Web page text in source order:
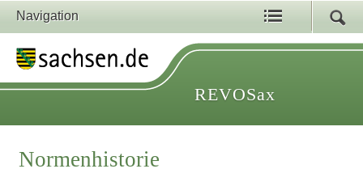
Navigation
REVOSax
Normenhistorie